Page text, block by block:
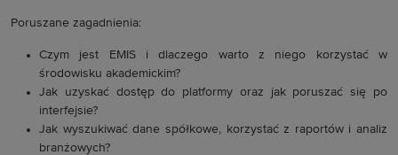
Poruszane zagadnienia:
Czym jest EMIS i dlaczego warto z niego korzystać w
środowisku akademickim?
Jak uzyskać dostęp do platformy oraz jak poruszać się po
interfejsie?
Jak wyszukiwać dane spółkowe, korzystać z raportów i analiz
branżowych?